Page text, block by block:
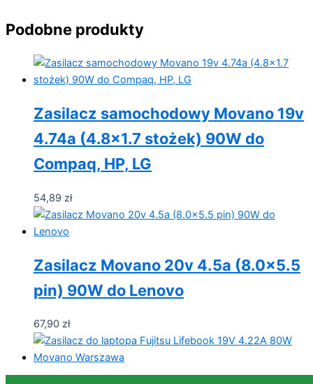
Podobne produkty
Zasilacz samochodowy Movano 19v
4.74a (4.8×1.7 stożek) 90W do
Compaq, HP, LG
54,89 zł
Zasilacz Movano 20v 4.5a (8.0×5.5
pin) 90W do Lenovo
67,90 zł